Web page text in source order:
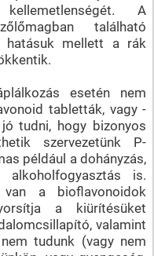
kellemetlenségét. A
található
hatásuk mellett a rák
esetén nem
tabletták, vagy -
tudni, hogy bizonyos
szervezetünk P-
például a dohányzás,
is.
a bioflavonoidok
a kiürítésüket
valamint
tudunk (vagy nem